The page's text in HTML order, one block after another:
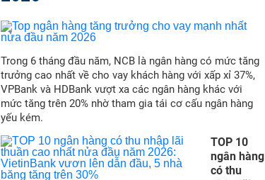
Trong 6 tháng đầu năm, NCB là ngân hàng có mức tăng
trưởng cao nhất về cho vay khách hàng với xấp xỉ 37%,
VPBank và HDBank vượt xa các ngân hàng khác với
mức tăng trên 20% nhờ tham gia tái cơ cấu ngân hàng
yếu kém.
TOP 10
ngân hàng
có thu